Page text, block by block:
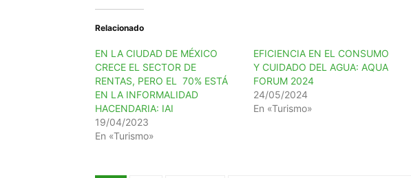
Relacionado
EN LA CIUDAD DE MÉXICO
CRECE EL SECTOR DE
RENTAS, PERO EL 70% ESTÁ
EN LA INFORMALIDAD
HACENDARIA: IAI
19/04/2023
En «Turismo»
EFICIENCIA EN EL CONSUMO
Y CUIDADO DEL AGUA: AQUA
FORUM 2024
24/05/2024
En «Turismo»